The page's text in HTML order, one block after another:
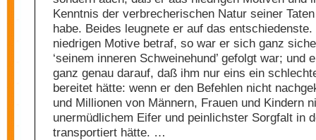
Kenntnis der verbrecherischen Natur seiner
habe. Beides leugnete er auf das entschiedenste.
niedrigen Motive betraf, so war er sich ganz
‘seinem inneren Schweinehund’ gefolgt war; und
ganz genau darauf, daß ihm nur eins ein
bereitet hätte: wenn er den Befehlen nicht
und Millionen von Männern, Frauen und Kindern
unermüdlichem Eifer und peinlichster Sorgfalt in
transportiert hätte. …